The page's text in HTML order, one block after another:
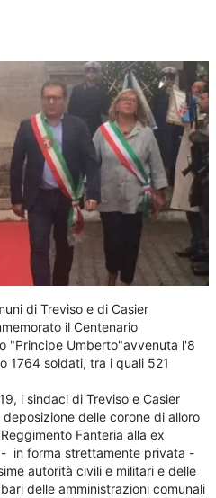
di Treviso e di Casier
il Centenario
"Principe Umberto"avvenuta l'8
1764 soldati, tra i quali 521
i sindaci di Treviso e Casier
delle corone di alloro
Fanteria alla ex
- in forma strettamente privata -
autorità civili e militari e delle
delle amministrazioni comunali